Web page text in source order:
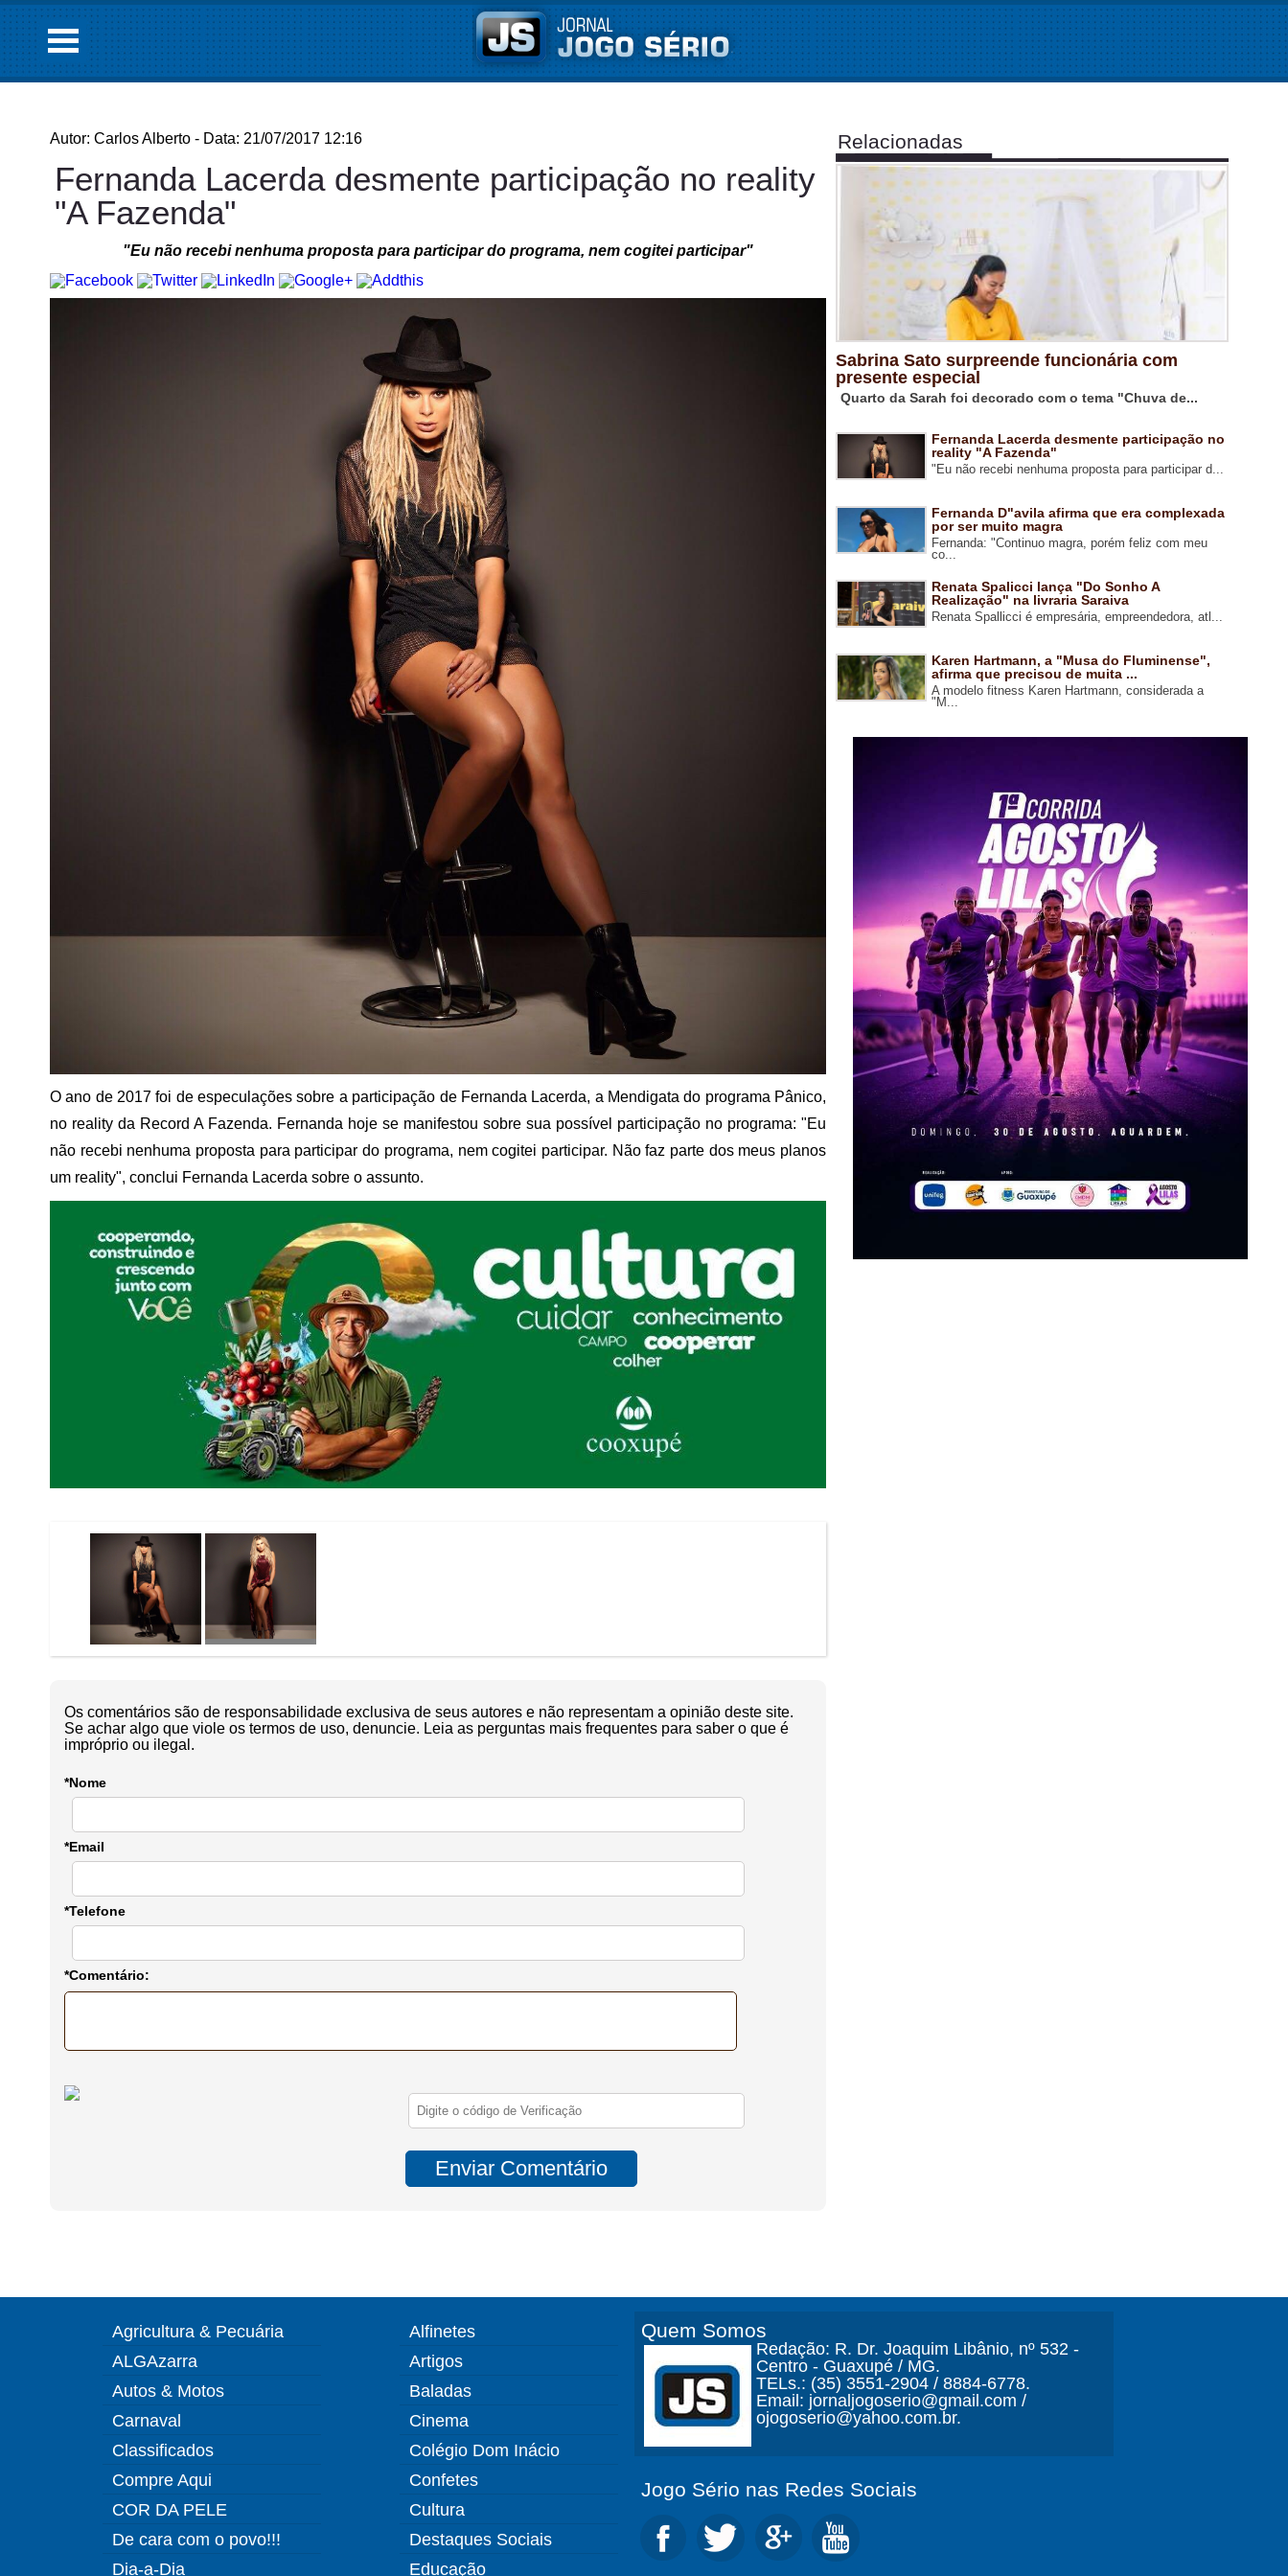
Autor: Carlos Alberto - Data: 21/07/2017 12:16
Fernanda Lacerda desmente participação no reality
"A Fazenda"
"Eu não recebi nenhuma proposta para participar do programa, nem cogitei participar"
O ano de 2017 foi de especulações sobre a participação de Fernanda Lacerda, a Mendigata do programa Pânico,
no reality da Record A Fazenda. Fernanda hoje se manifestou sobre sua possível participação no programa: "Eu
não recebi nenhuma proposta para participar do programa, nem cogitei participar. Não faz parte dos meus planos
um reality", conclui Fernanda Lacerda sobre o assunto.
Os comentários são de responsabilidade exclusiva de seus autores e não representam a opinião deste site.
Se achar algo que viole os termos de uso, denuncie. Leia as perguntas mais frequentes para saber o que é
impróprio ou ilegal.
*Nome
*Email
*Telefone
*Comentário:
Relacionadas
Sabrina Sato surpreende funcionária com
presente especial
Quarto da Sarah foi decorado com o tema "Chuva de...
Fernanda Lacerda desmente participação no
reality "A Fazenda"
"Eu não recebi nenhuma proposta para participar d...
Fernanda D"avila afirma que era complexada
por ser muito magra
Fernanda: "Continuo magra, porém feliz com meu
co...
Renata Spalicci lança "Do Sonho A
Realização" na livraria Saraiva
Renata Spallicci é empresária, empreendedora, atl...
Karen Hartmann, a "Musa do Fluminense",
afirma que precisou de muita ...
A modelo fitness Karen Hartmann, considerada a
"M...
Agricultura & Pecuária
ALGAzarra
Autos & Motos
Carnaval
Classificados
Compre Aqui
COR DA PELE
De cara com o povo!!!
Dia-a-Dia
Alfinetes
Artigos
Baladas
Cinema
Colégio Dom Inácio
Confetes
Cultura
Destaques Sociais
Educação
Quem Somos
Redação: R. Dr. Joaquim Libânio, nº 532 -
Centro - Guaxupé / MG.
TELs.: (35) 3551-2904 / 8884-6778.
Email: jornaljogoserio@gmail.com /
ojogoserio@yahoo.com.br.
Jogo Sério nas Redes Sociais